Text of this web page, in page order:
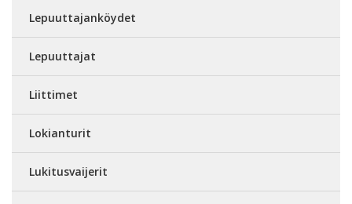
Lepuuttajanköydet
Lepuuttajat
Liittimet
Lokianturit
Lukitusvaijerit